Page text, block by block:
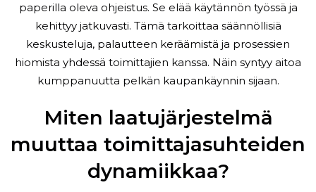
paperilla oleva ohjeistus. Se elää käytännön työssä ja
kehittyy jatkuvasti. Tämä tarkoittaa säännöllisiä
keskusteluja, palautteen keräämistä ja prosessien
hiomista yhdessä toimittajien kanssa. Näin syntyy aitoa
kumppanuutta pelkän kaupankäynnin sijaan.
Miten laatujärjestelmä
muuttaa toimittajasuhteiden
dynamiikkaa?